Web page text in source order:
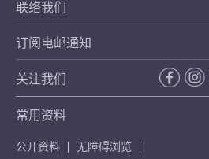
联络我们
订阅电邮通知
关注我们
常用资料
公开资料
无障碍浏览